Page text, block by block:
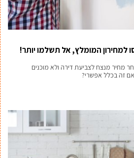
למחירון המומלץ, אל תשלמו יותר!
מחיר מנצח לצביעת דירה ולא מוכנים
זה בכלל אפשרי?